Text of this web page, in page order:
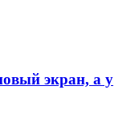
экран, а у